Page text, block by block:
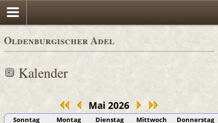
Oldenburgischer Adel
Kalender
Mai 2026
Sonntag Montag Dienstag Mittwoch Donnerstag